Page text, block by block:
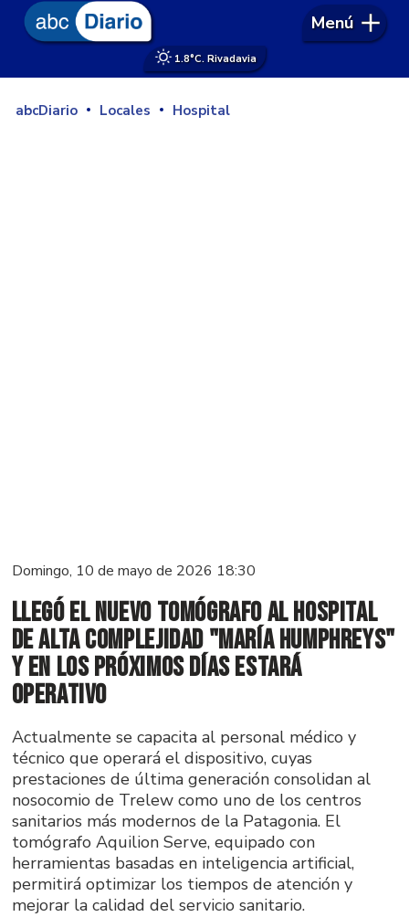
1.8°C. Rivadavia
Menú
abcDiario Locales Hospital
Domingo, 10 de mayo de 2026 18:30
Llegó el nuevo tomógrafo al Hospital
de Alta Complejidad "María Humphreys"
y en los próximos días estará
operativo
Actualmente se capacita al personal médico y
técnico que operará el dispositivo, cuyas
prestaciones de última generación consolidan al
nosocomio de Trelew como uno de los centros
sanitarios más modernos de la Patagonia. El
tomógrafo Aquilion Serve, equipado con
herramientas basadas en inteligencia artificial,
permitirá optimizar los tiempos de atención y
mejorar la calidad del servicio sanitario.